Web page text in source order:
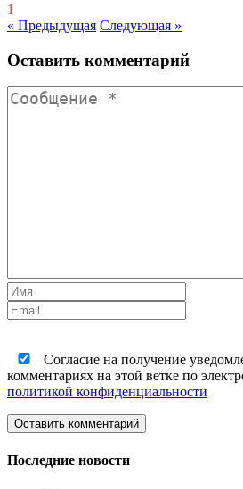
1
« Предыдущая Следующая »
Оставить комментарий
Согласие на получение
комментариях на этой ветке по
политикой конфиденциальности
Оставить комментарий
Последние новости